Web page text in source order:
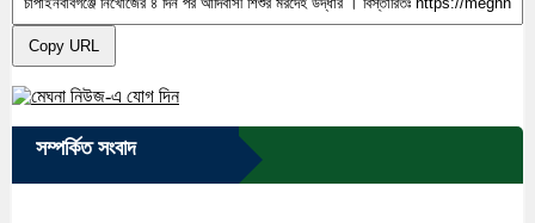
Copy URL
সম্পর্কিত সংবাদ